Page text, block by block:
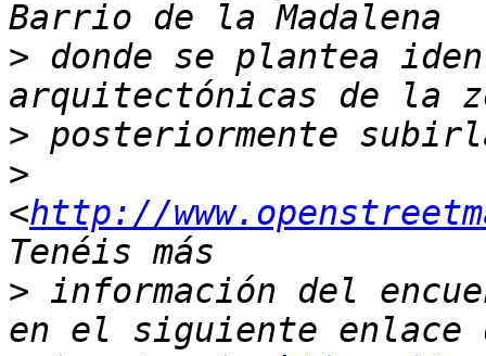
> donde se plantea
>
>
<http://
> información del